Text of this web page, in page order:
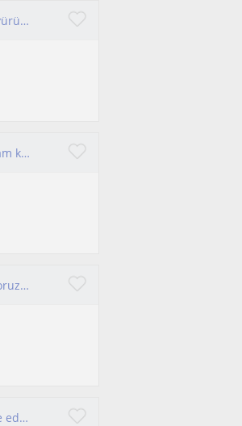
Psikoloji temelli eğitimler ve atölyelerle farkındalık odaklı çalışmalar yürütüyorum.
Farkında yaşamak ister misiniz? 13-60 yaş arası bireylere yönelik yaşam koçluğu.
Farkındalık kazanımı sağlıyorum. Ders çalışma motivasyonunu sağlıyoruz birlikte
Kişisel sınırlarını aşmakla ilgileniyorsan bir koçla çalışmal seni motive edebilir!